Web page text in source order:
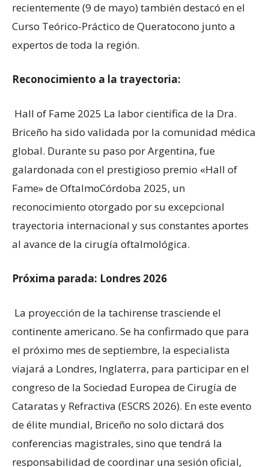
recientemente (9 de mayo) también destacó en el
Curso Teórico-Práctico de Queratocono junto a
expertos de toda la región.
Reconocimiento a la trayectoria:
Hall of Fame 2025 La labor científica de la Dra.
Briceño ha sido validada por la comunidad médica
global. Durante su paso por Argentina, fue
galardonada con el prestigioso premio «Hall of
Fame» de OftalmoCórdoba 2025, un
reconocimiento otorgado por su excepcional
trayectoria internacional y sus constantes aportes
al avance de la cirugía oftalmológica.
Próxima parada: Londres 2026
La proyección de la tachirense trasciende el
continente americano. Se ha confirmado que para
el próximo mes de septiembre, la especialista
viajará a Londres, Inglaterra, para participar en el
congreso de la Sociedad Europea de Cirugía de
Cataratas y Refractiva (ESCRS 2026). En este evento
de élite mundial, Briceño no solo dictará dos
conferencias magistrales, sino que tendrá la
responsabilidad de coordinar una sesión oficial,